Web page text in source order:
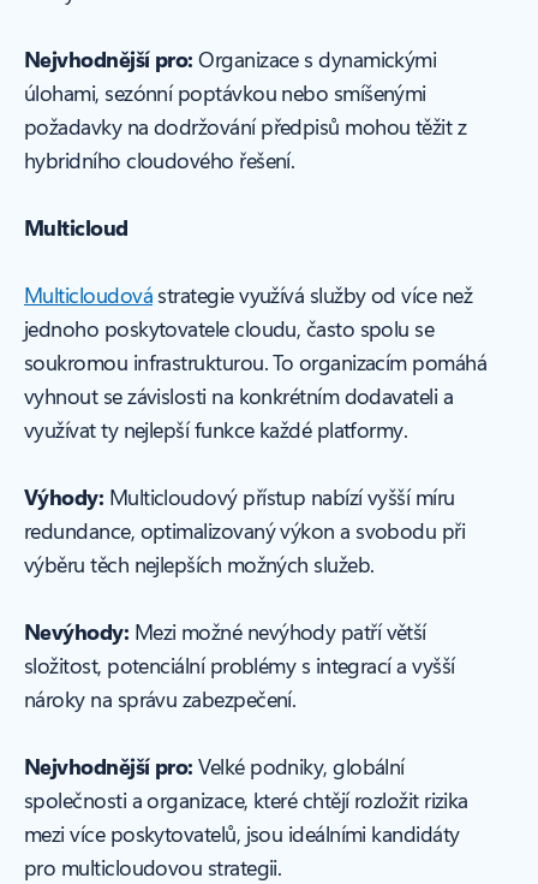
Nejvhodnější pro:Organizace s dynamickými
úlohami, sezónní poptávkou nebo smíšenými
požadavky na dodržování předpisů mohou těžit z
hybridního cloudového řešení.
Multicloud
Multicloudovástrategie využívá služby od více než
jednoho poskytovatele cloudu, často spolu se
soukromou infrastrukturou. To organizacím pomáhá
vyhnout se závislosti na konkrétním dodavateli a
využívat ty nejlepší funkce každé platformy.
Výhody: Multicloudový přístup nabízí vyšší míru
redundance, optimalizovaný výkon a svobodu při
výběru těch nejlepších možných služeb.
Nevýhody: Mezi možné nevýhody patří větší
složitost, potenciální problémy s integrací a vyšší
nároky na správu zabezpečení.
Nejvhodnější pro: Velké podniky, globální
společnosti a organizace, které chtějí rozložit rizika
mezi více poskytovatelů, jsou ideálními kandidáty
pro multicloudovou strategii.